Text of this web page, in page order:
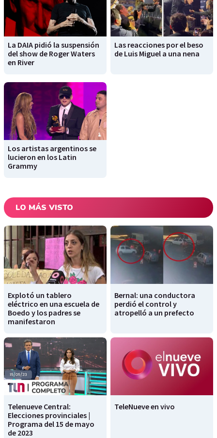
La DAIA pidió la suspensión
del show de Roger Waters
en River
Las reacciones por el beso
de Luis Miguel a una nena
Los artistas argentinos se
lucieron en los Latin
Grammy
LO MÁS VISTO
Explotó un tablero
eléctrico en una escuela de
Boedo y los padres se
manifestaron
Bernal: una conductora
perdió el control y
atropelló a un prefecto
Telenueve Central:
Elecciones provinciales |
Programa del 15 de mayo
de 2023
TeleNueve en vivo